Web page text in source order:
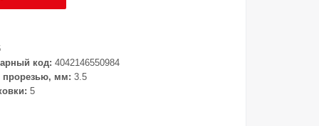
код: 4042146550984
прорезью, мм: 3.5
5